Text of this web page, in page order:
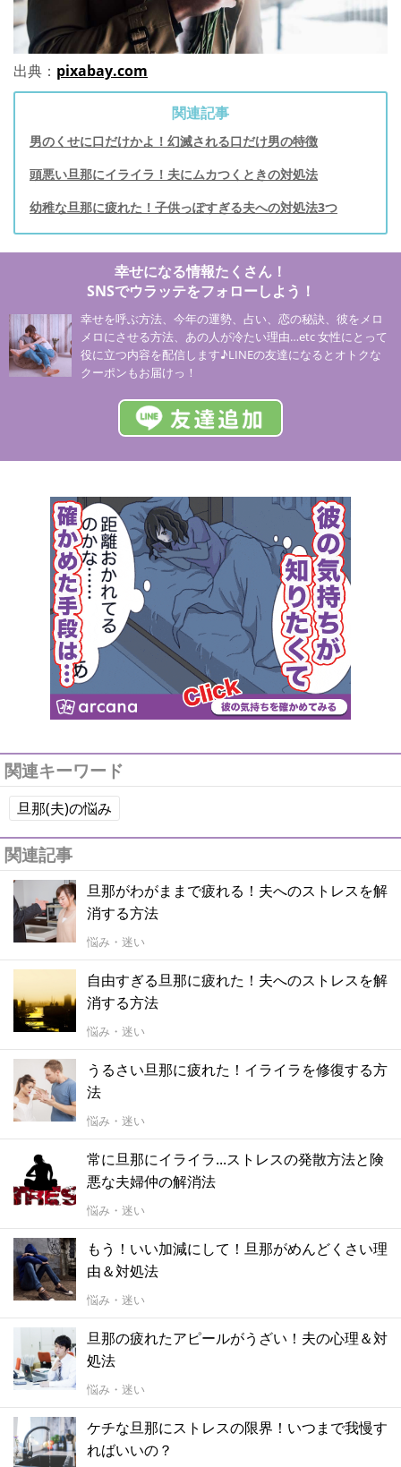
出典： pixabay.com
関連記事
男のくせに口だけかよ！幻滅される口だけ男の特徴
頭悪い旦那にイライラ！夫にムカつくときの対処法
幼稚な旦那に疲れた！子供っぽすぎる夫への対処法3つ
幸せになる情報たくさん！
SNSでウラッテをフォローしよう！
幸せを呼ぶ方法、今年の運勢、占い、恋の秘訣、彼をメロ
メロにさせる方法、あの人が冷たい理由…etc 女性にとって
役に立つ内容を配信します♪LINEの友達になるとオトクな
クーポンもお届けっ！
関連キーワード
旦那(夫)の悩み
関連記事
旦那がわがままで疲れる！夫へのストレスを解
消する方法
悩み・迷い
自由すぎる旦那に疲れた！夫へのストレスを解
消する方法
悩み・迷い
うるさい旦那に疲れた！イライラを修復する方
法
悩み・迷い
常に旦那にイライラ...ストレスの発散方法と険
悪な夫婦仲の解消法
悩み・迷い
もう！いい加減にして！旦那がめんどくさい理
由＆対処法
悩み・迷い
旦那の疲れたアピールがうざい！夫の心理＆対
処法
悩み・迷い
ケチな旦那にストレスの限界！いつまで我慢す
ればいいの？